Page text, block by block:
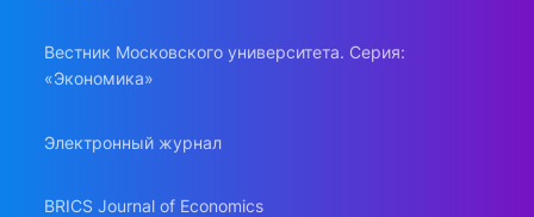
Вестник Московского университета. Серия:
«Экономика»
Электронный журнал
BRICS Journal of Economics